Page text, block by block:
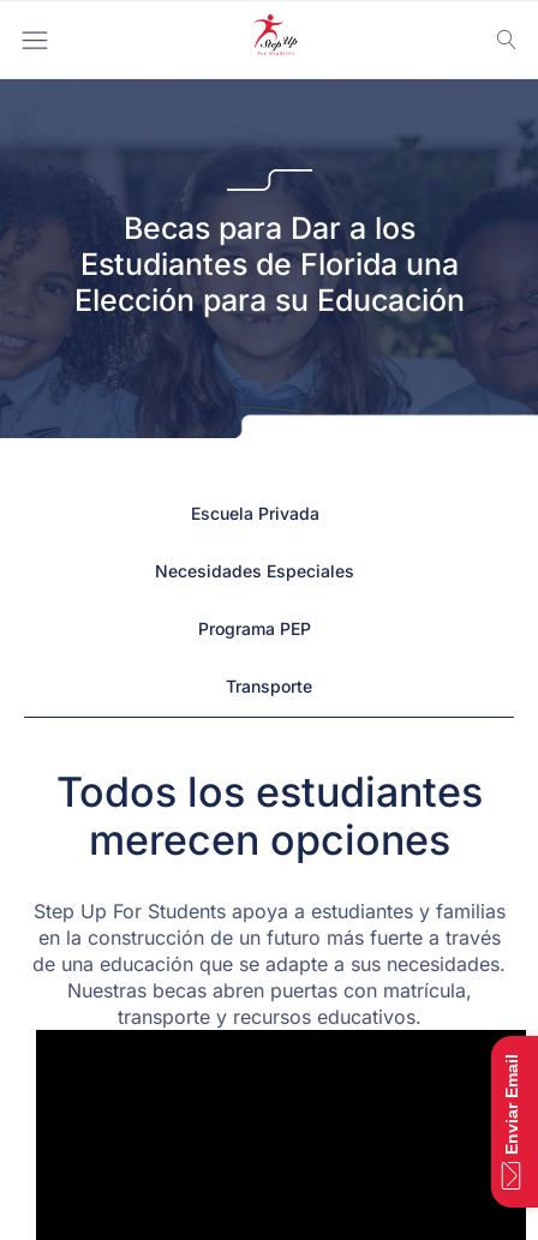
Becas para Dar a los
Estudiantes de Florida una
Elección para su Educación
Escuela Privada
Necesidades Especiales
Programa PEP
Transporte
Todos los estudiantes
merecen opciones
Step Up For Students apoya a estudiantes y familias
en la construcción de un futuro más fuerte a través
de una educación que se adapte a sus necesidades.
Nuestras becas abren puertas con matrícula,
transporte y recursos educativos.
Enviar Email